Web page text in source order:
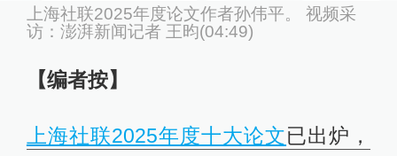
上海社联2025年度论文作者孙伟平。 视频采
访：澎湃新闻记者 王昀(04:49)
【编者按】
上海社联2025年度十大论文已出炉，